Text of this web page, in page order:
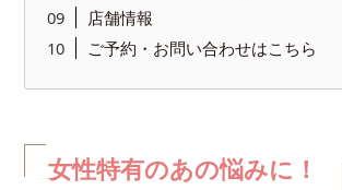
店舗情報
ご予約・お問い合わせはこちら
女性特有のあの悩みに！